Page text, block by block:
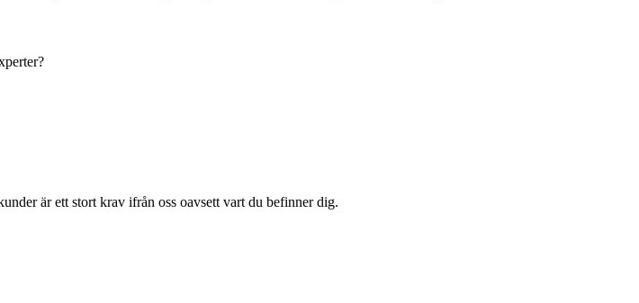
är ett stort krav ifrån oss oavsett vart du befinner dig.